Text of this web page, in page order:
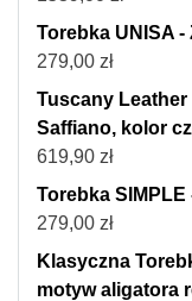
Torebka UNISA
279,00 zł
Tuscany
Saffiano, kolor
619,90 zł
Torebka SIMPLE
279,00 zł
Klasyczna
motyw aligatora